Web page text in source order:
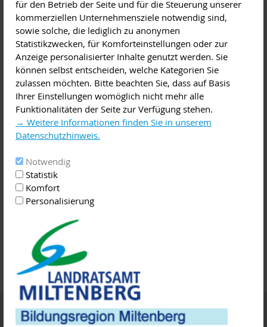
für den Betrieb der Seite und für die Steuerung unserer
kommerziellen Unternehmensziele notwendig sind,
sowie solche, die lediglich zu anonymen
Statistikzwecken, für Komforteinstellungen oder zur
Anzeige personalisierter Inhalte genutzt werden. Sie
können selbst entscheiden, welche Kategorien Sie
zulassen möchten. Bitte beachten Sie, dass auf Basis
Ihrer Einstellungen womöglich nicht mehr alle
Funktionalitäten der Seite zur Verfügung stehen.
→ Weitere Informationen finden Sie in unserem
Datenschutzhinweis.
Notwendig
Statistik
Komfort
Personalisierung
Frau Höltermann stellt die
Ausbildungsmöglichkeiten
vor.
BRK Berufsfachschule für
Altenpflege und
Altenpflegehilfe, und Herr
Thomas Dauber, Leiter der
Berufsfachschule für
Krankenpflege des Helios
Bildungszentrums,
Vorträge über die Ausbildungsmöglichkeiten im Berufsfeld
der Gesundheits-, Kranken- und Altenpflege halten.
Dolmetscher für Arabisch und Farsi begleiten die
Veranstaltung findet am Donnerstag, den 23.11.2017, von
14:00-16:00 Uhr im großen Sitzungssaal im Landratsamt
Miltenberg, Brückenstraße 2, statt. Bei Rückfragen wenden
Sie sich an Frau Heidrun Zeug, Bildungskoordination
09371-501-433.
Bildung und Integration
Termine